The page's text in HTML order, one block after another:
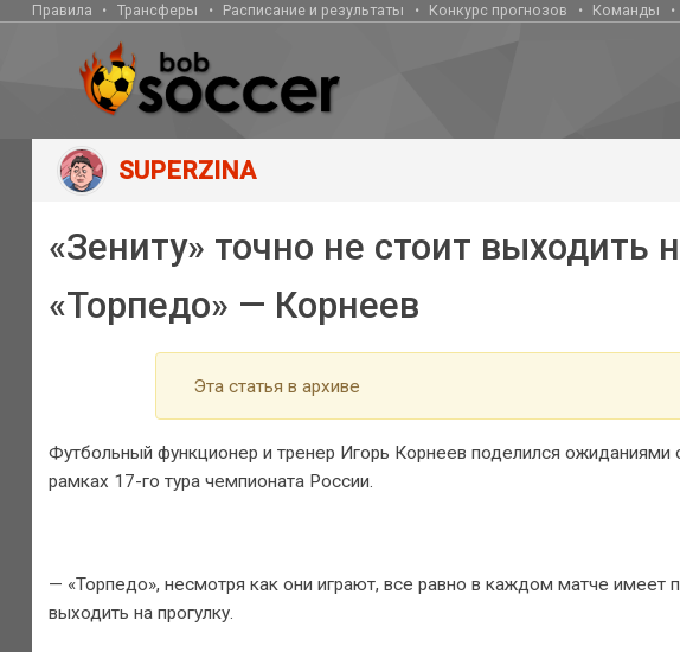
Правила Трансферы Расписание и результаты Конкурс прогнозов Команды
SUPERZINA
«Зениту» точно не стоит выходить
«Торпедо» — Корнеев
Эта статья в архиве
Футбольный функционер и тренер Игорь Корнеев поделился ожиданиями
рамках 17-го тура чемпионата России.
— «Торпедо», несмотря как они играют, все равно в каждом матче имеет
выходить на прогулку.